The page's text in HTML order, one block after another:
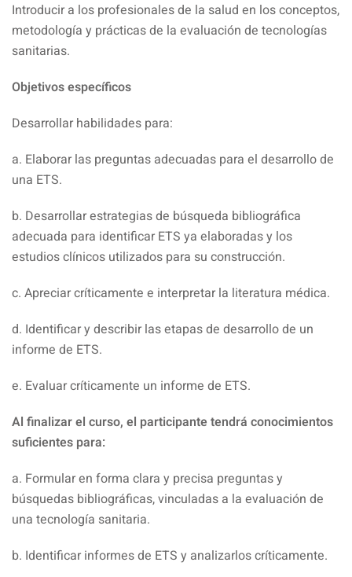
Introducir a los profesionales de la salud en los conceptos,
metodología y prácticas de la evaluación de tecnologías
sanitarias.
Objetivos específicos
Desarrollar habilidades para:
a. Elaborar las preguntas adecuadas para el desarrollo de
una ETS.
b. Desarrollar estrategias de búsqueda bibliográfica
adecuada para identificar ETS ya elaboradas y los
estudios clínicos utilizados para su construcción.
c. Apreciar críticamente e interpretar la literatura médica.
d. Identificar y describir las etapas de desarrollo de un
informe de ETS.
e. Evaluar críticamente un informe de ETS.
Al finalizar el curso, el participante tendrá conocimientos
suficientes para:
a. Formular en forma clara y precisa preguntas y
búsquedas bibliográficas, vinculadas a la evaluación de
una tecnología sanitaria.
b. Identificar informes de ETS y analizarlos críticamente.